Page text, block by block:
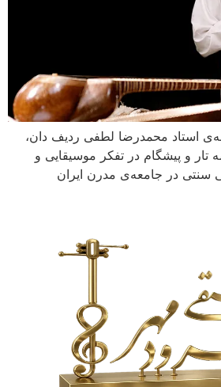
استاد محمدرضا لطفی ردیف دان،
تار و پیشگام در تفکر موسیقایی و
سنتی در جامعه‌ی مدرن ایران